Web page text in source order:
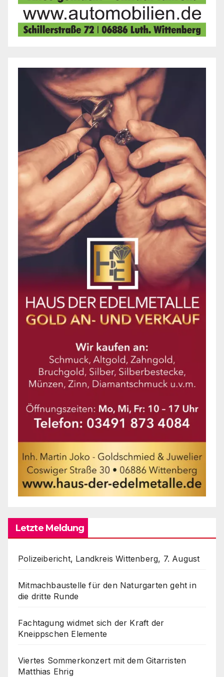
Letzte Meldung
Polizeibericht, Landkreis Wittenberg, 7. August
Mitmachbaustelle für den Naturgarten geht in
die dritte Runde
Fachtagung widmet sich der Kraft der
Kneippschen Elemente
Viertes Sommerkonzert mit dem Gitarristen
Matthias Ehrig